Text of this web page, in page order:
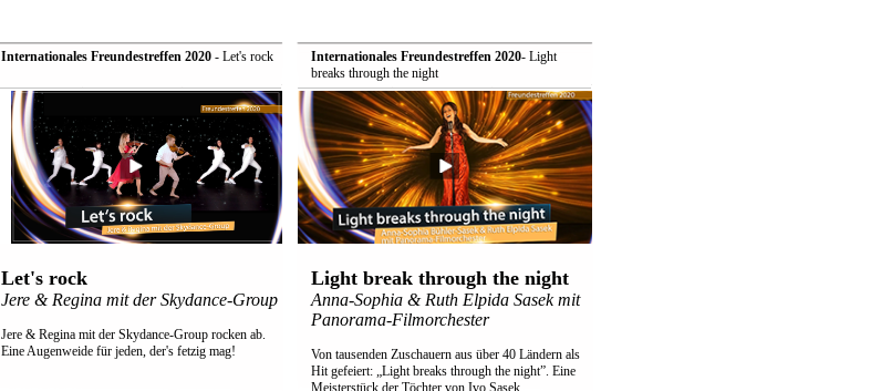
Internationales Freundestreffen 2020- Let's rock
Let's rock
Jere & Regina mit der Skydance-Group
Jere & Regina mit der Skydance-Group rocken ab.
Eine Augenweide für jeden, der's fetzig mag!
Internationales Freundestreffen 2020- Light
breaks through the night
Light break through the night
Anna-Sophia & Ruth Elpida Sasek mit
Panorama-Filmorchester
Von tausenden Zuschauern aus über 40 Ländern als
Hit gefeiert: „Light breaks through the night”. Eine
Meisterstück der Töchter von Ivo Sasek.